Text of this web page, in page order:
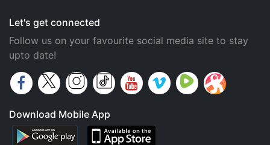
Let's get connected
Follow us on your favourite social media site to stay
upto date!
Download Mobile App